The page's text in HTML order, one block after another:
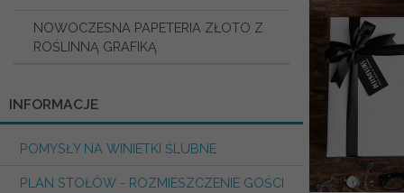
NOWOCZESNA PAPETERIA ZŁOTO Z
ROŚLINNĄ GRAFIKĄ
INFORMACJE
POMYSŁY NA WINIETKI ŚLUBNE
PLAN STOŁÓW - ROZMIESZCZENIE GOŚCI